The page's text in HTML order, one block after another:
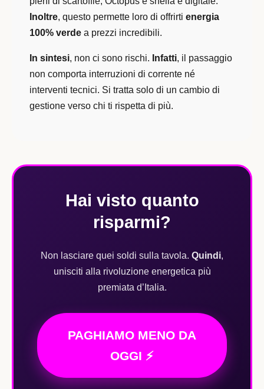
Inoltre, questo permette loro di offrirti energia
100% verde a prezzi incredibili.
In sintesi, non ci sono rischi. Infatti, il passaggio
non comporta interruzioni di corrente né
interventi tecnici. Si tratta solo di un cambio di
gestione verso chi ti rispetta di più.
Hai visto quanto
risparmi?
Non lasciare quei soldi sulla tavola. Quindi,
unisciti alla rivoluzione energetica più
premiata d’Italia.
PAGHIAMO MENO DA
OGGI ⚡